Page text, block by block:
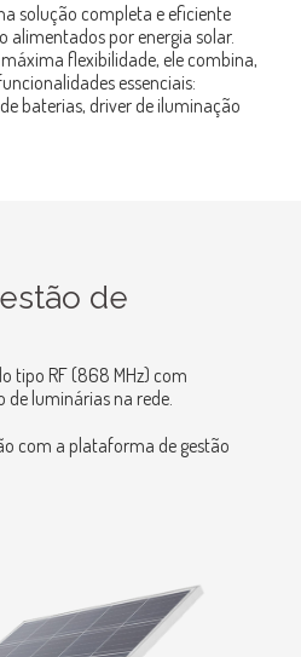
solução completa e eficiente
alimentados por energia solar.
flexibilidade, ele combina,
essenciais:
baterias, driver de iluminação
de
tipo RF (868 MHz) com
de luminárias na rede.
com a plataforma de gestão